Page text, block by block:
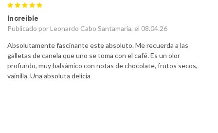
Increíble
Publicado por Leonardo Cabo Santamaria, el 08.04.26
Absolutamente fascinante este absoluto. Me recuerda a las
galletas de canela que uno se toma con el café. Es un olor
profundo, muy balsámico con notas de chocolate, frutos secos,
vainilla. Una absoluta delicia